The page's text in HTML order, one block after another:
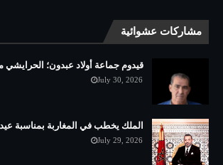
مشاركات عشوائية
قيدوم جماعة أولاد عبدون؛ الحرايشي
July 30, 2026
الملك يخطب في المغاربة بمناسبة
July 29, 2026